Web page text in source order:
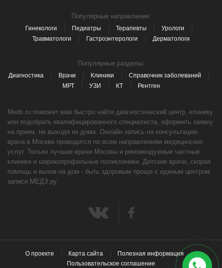
Популярные направление:
Гинекологи Педиатры Терапевты
Урологи
Травматологи
Гастроэнтерологи Дерматологи
Популярные разделы:
Диагностика Врачи Клиники
Справочник заболеваний
МРТ
УЗИ КТ Рентген
Meds.ru поможет вам быстро найти диагностический центр, клинику
или подобрать квалифицированного специалиста, оформить заявку
на прием, не выходя из дома. Онлайн запись на консультацию
врача в Москве проводится по всем направлениям медицинских
услуг. Только лучшие врачи Москвы и рекомендуемые частные
клиники и широкопрофильные поликлиники. Детские врачи, скорая
помощь и вызов на дом - быть здоровым проще с единым центром
записи МЕДЗ.ру
О проекте Карта сайта
Полезная информация
Пользовательское соглашение